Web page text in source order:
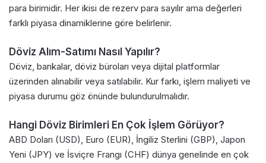
para birimidir. Her ikisi de rezerv para sayılır ama değerleri
farklı piyasa dinamiklerine göre belirlenir.
Döviz Alım-Satımı Nasıl Yapılır?
Döviz, bankalar, döviz büroları veya dijital platformlar
üzerinden alınabilir veya satılabilir. Kur farkı, işlem maliyeti ve
piyasa durumu göz önünde bulundurulmalıdır.
Hangi Döviz Birimleri En Çok İşlem Görüyor?
ABD Doları (USD), Euro (EUR), İngiliz Sterlini (GBP), Japon
Yeni (JPY) ve İsviçre Frangı (CHF) dünya genelinde en çok